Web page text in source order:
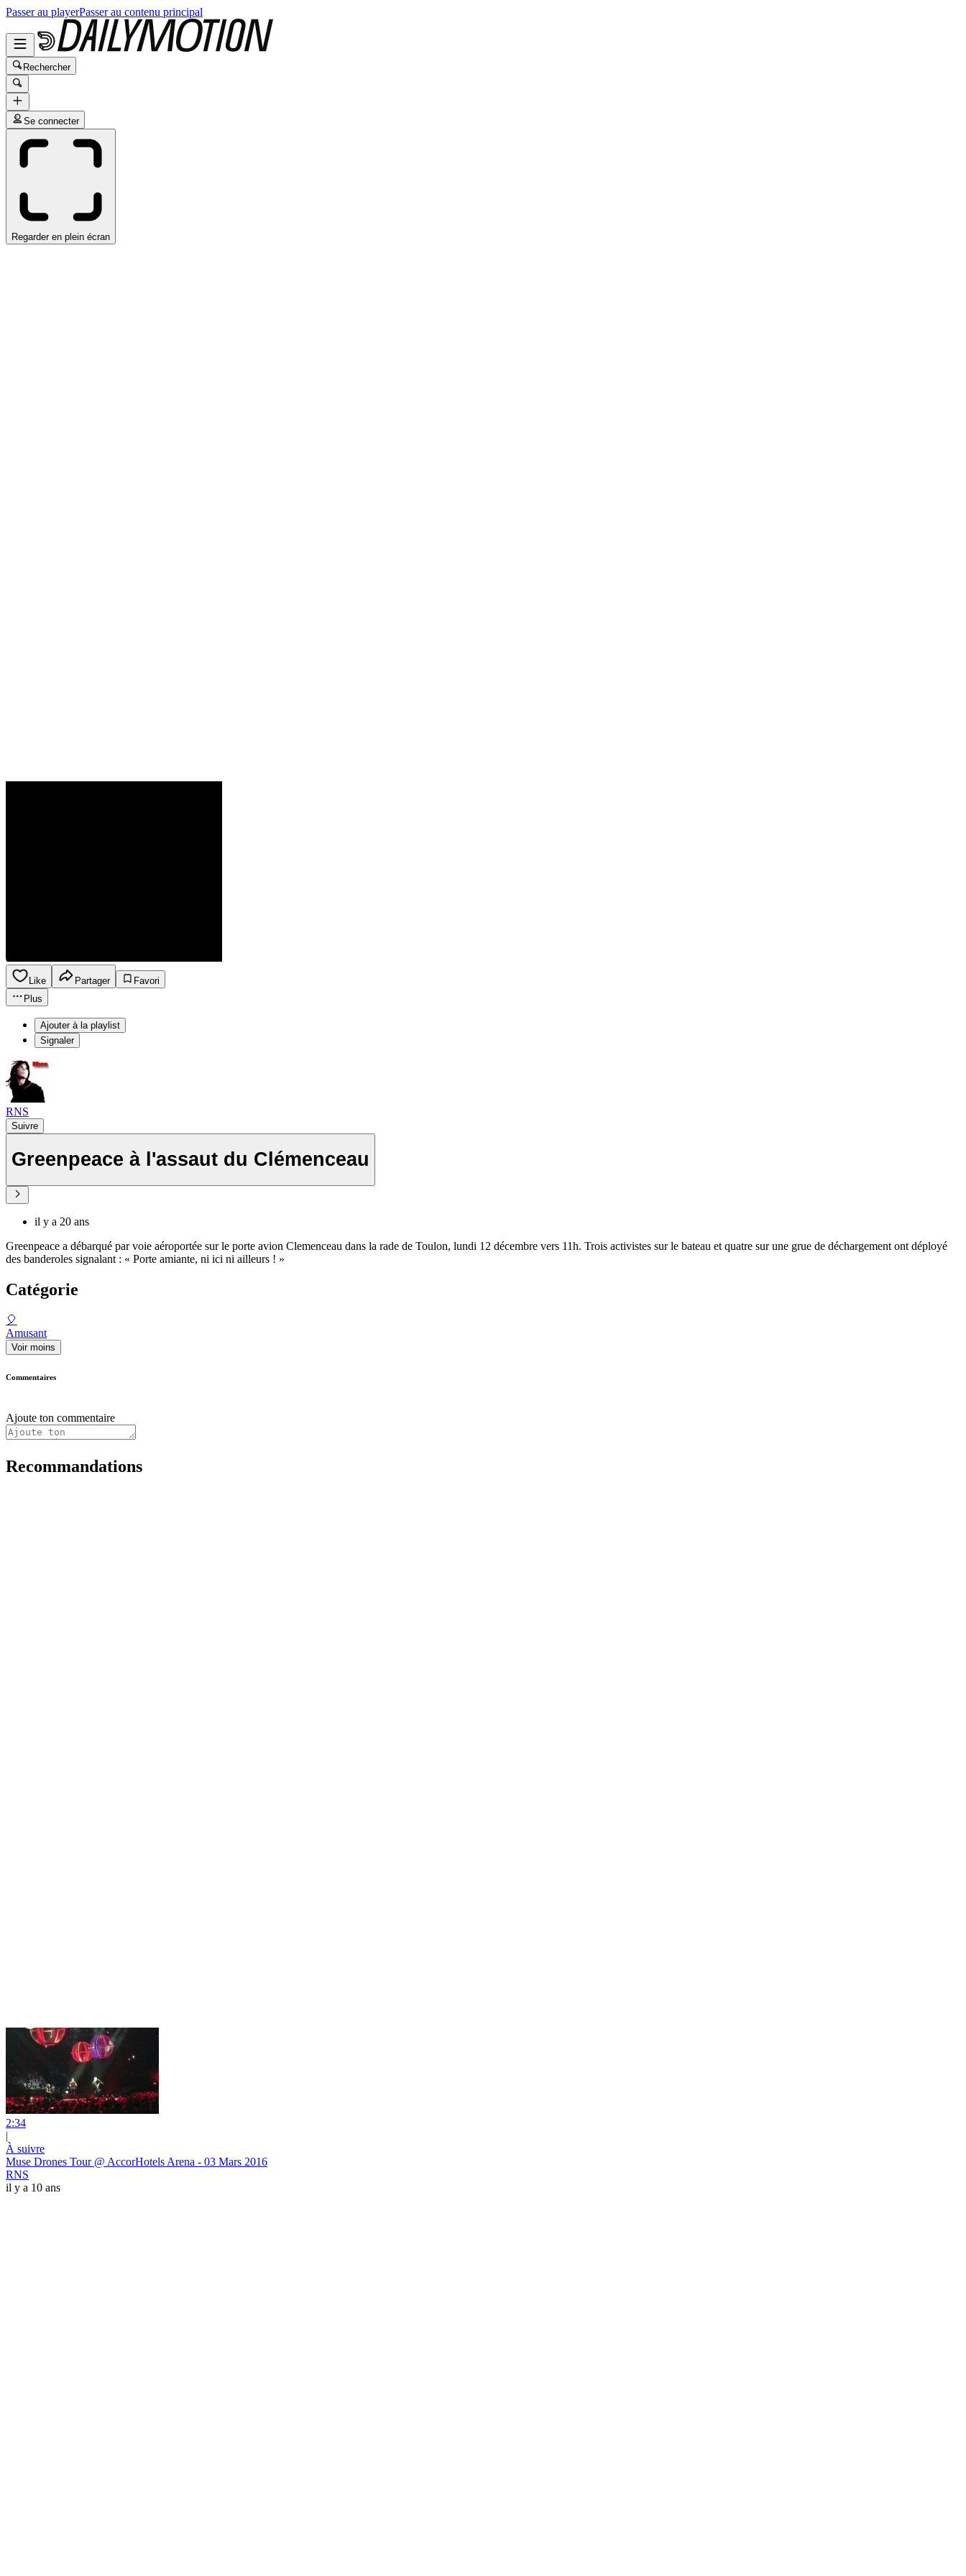
Passer au playerPasser au contenu principal
Rechercher
Se connecter
Regarder en plein écran
Like Partager
Favori
Plus
Ajouter à la playlist
Signaler
RNS
Suivre
Greenpeace à l'assaut du Clémenceau
il y a 20 ans
Greenpeace a débarqué par voie aéroportée sur le porte avion Clemenceau dans la rade de Toulon, lundi 12 décembre vers 11h. Trois activistes sur le bateau et quatre sur une grue de déchargement ont déployé
des banderoles signalant : « Porte amiante, ni ici ni ailleurs ! »
Catégorie
🎈
Amusant
Voir moins
Commentaires
Ajoute ton commentaire
Recommandations
2:34
|
À suivre
Muse Drones Tour @ AccorHotels Arena - 03 Mars 2016
RNS
il y a 10 ans